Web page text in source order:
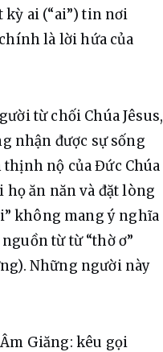
kỳ ai (“ai”) tin nơi
là lời hứa của
từ chối Chúa Jêsus,
nhận được sự sống
nộ của Đức Chúa
ăn năn và đặt lòng
không mang ý nghĩa
từ từ “thờ ơ”
Những người này
Giăng: kêu gọi